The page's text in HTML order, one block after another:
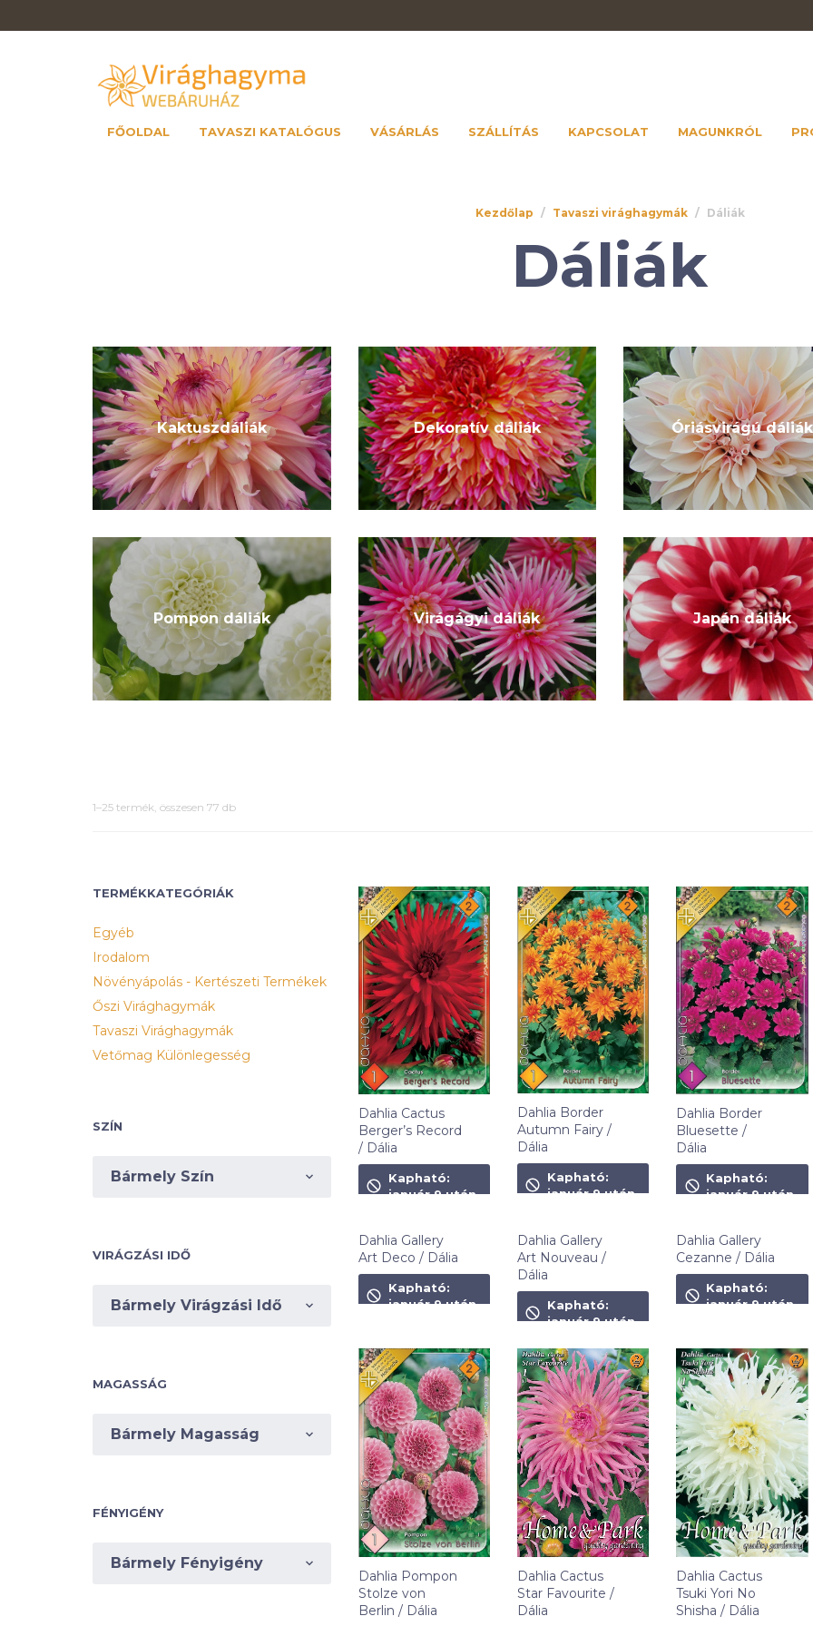
FŐOLDAL TAVASZI KATALÓGUS VÁSÁRLÁS SZÁLLÍTÁS KAPCSOLAT MAGUNKRÓL
Kezdőlap / Tavaszi virághagymák / Dáliák
Dáliák
Kaktuszdáliák Dekoratív dáliák Óriásvirágú dáliák
Pompon dáliák Virágágyi dáliák Japán dáliák
1–25 termék, összesen 77 db
TERMÉKKATEGÓRIÁK
Egyéb
Irodalom
Növényápolás - Kertészeti Termékek
Őszi Virághagymák
Tavaszi Virághagymák
Vetőmag Különlegesség
SZÍN
Bármely Szín
VIRÁGZÁSI IDŐ
Bármely Virágzási Idő
MAGASSÁG
Bármely Magasság
FÉNYIGÉNY
Bármely Fényigény
Dahlia Cactus
Berger’s Record
/ Dália
1 490Ft
Kapható:
január 9 után
Dahlia Border
Autumn Fairy /
Dália
1 490Ft
Kapható:
január 9 után
Dahlia Border
Bluesette /
Dália
1 490Ft
Kapható:
január 9 után
Dahlia Gallery
Art Deco / Dália
1 490Ft
Kapható:
január 9 után
Dahlia Gallery
Art Nouveau /
Dália
1 490Ft
Kapható:
január 9 után
Dahlia Gallery
Cezanne / Dália
1 490Ft
Kapható:
január 9 után
Dahlia Pompon
Stolze von
Berlin / Dália
Dahlia Cactus
Star Favourite /
Dália
Dahlia Cactus
Tsuki Yori No
Shisha / Dália